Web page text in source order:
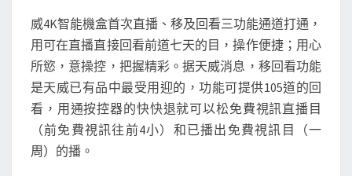
威4K智能機盒首次直播、移及回看三功能通道打通，
用可在直播直接回看前道七天的目，操作便捷；用心
所慾，意操控，把握精彩。据天威消息，移回看功能
是天威已有品中最受用迎的，功能可提供105道的回
看，用通按控器的快快退就可以松免費視訊直播目
（前免費視訊往前4小）和已播出免費視訊目（一
周）的播。